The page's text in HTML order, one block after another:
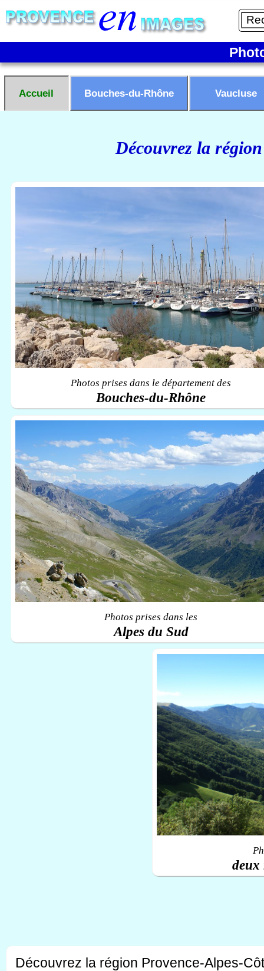
Accueil Bouches-du-Rhône Vaucluse
Découvrez la
Photos prises dans le département des
Bouches-du-Rhône
Photos prises dans les
Alpes du Sud
deux
Découvrez la région Provence-Alpes-